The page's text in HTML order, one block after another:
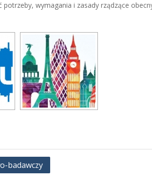
wymagania i zasady rządzące
badawczy